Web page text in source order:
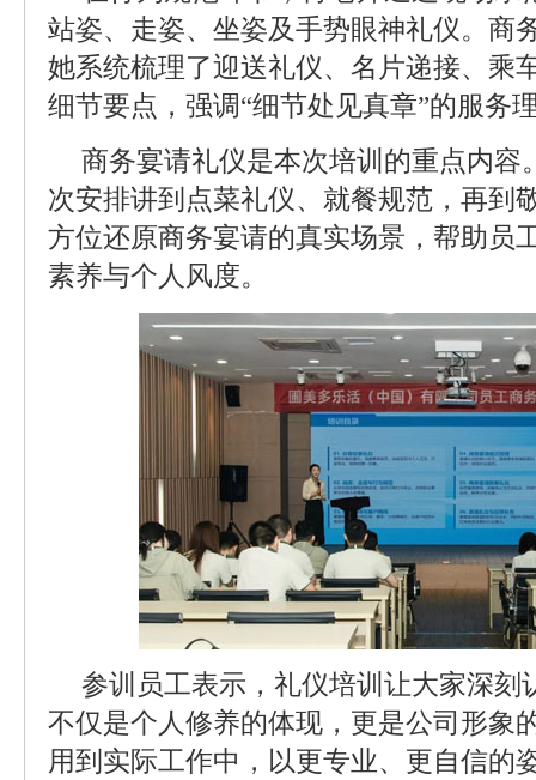
站姿、走姿、坐姿及手势眼神礼仪。商
她系统梳理了迎送礼仪、名片递接、乘
细节要点，强调“细节处见真章”的服务
商务宴请礼仪是本次培训的重点内容
次安排讲到点菜礼仪、就餐规范，再到
方位还原商务宴请的真实场景，帮助员
素养与个人风度。
参训员工表示，礼仪培训让大家深刻
不仅是个人修养的体现，更是公司形象
用到实际工作中，以更专业、更自信的